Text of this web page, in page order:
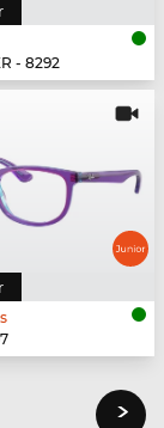
- 8292
›